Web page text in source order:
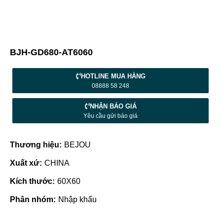
BJH-GD680-AT6060
HOTLINE MUA HÀNG
08888 58 248
NHẬN BÁO GIÁ
Yêu cầu gửi báo giá
Thương hiệu: BEJOU
Xuất xứ: CHINA
Kích thước: 60X60
Phân nhóm: Nhập khẩu